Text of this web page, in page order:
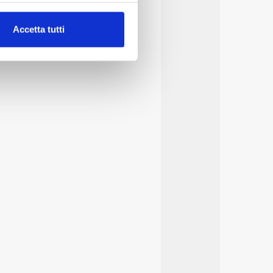
(impronte
di base quali la
sul nostro sito web,
che l’Utente ha fornito
Accetta tutti